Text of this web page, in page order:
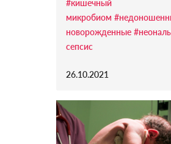
#кишечный
микробиом
новорожденные
сепсис
26.10.2021